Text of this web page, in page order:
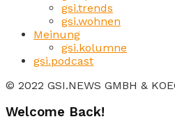
gsi.trends
gsi.wohnen
Meinung
gsi.kolumne
gsi.podcast
© 2022 GSI.NEWS GMBH &
Welcome Back!